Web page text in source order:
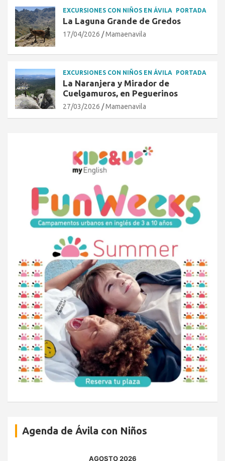
EXCURSIONES CON NIÑOS EN ÁVILA PORTADA
La Laguna Grande de Gredos
17/04/2026 Mamaenavila
EXCURSIONES CON NIÑOS EN ÁVILA PORTADA
La Naranjera y Mirador de
Cuelgamuros, en Peguerinos
27/03/2026 Mamaenavila
Agenda de Ávila con Niños
AGOSTO 2026